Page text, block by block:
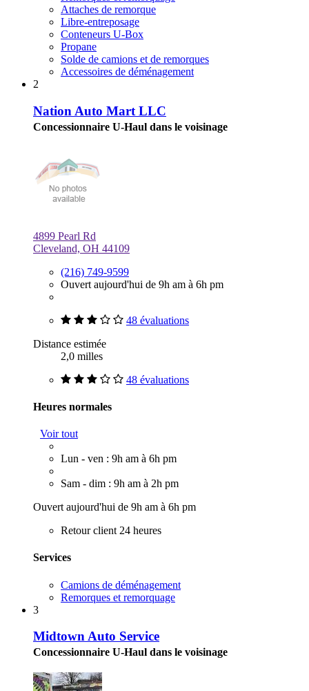
Attaches de remorque
Libre-entreposage
Conteneurs U-Box
Propane
Solde de camions et de remorques
Accessoires de déménagement
2
Nation Auto Mart LLC
Concessionnaire U-Haul dans le voisinage
4899 Pearl Rd
Cleveland, OH 44109
(216) 749-9599
Ouvert aujourd'hui de 9h am à 6h pm
48 évaluations
Distance estimée
2,0 milles
48 évaluations
Heures normales
Voir tout
Lun - ven : 9h am à 6h pm
Sam - dim : 9h am à 2h pm
Ouvert aujourd'hui de 9h am à 6h pm
Retour client 24 heures
Services
Camions de déménagement
Remorques et remorquage
3
Midtown Auto Service
Concessionnaire U-Haul dans le voisinage